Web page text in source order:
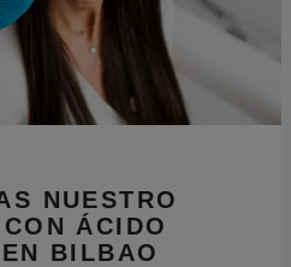
NUESTRO
CON ÁCIDO
BILBAO